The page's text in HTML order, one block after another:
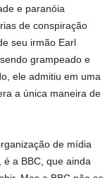
e paranóia
de conspiração
seu irmão Earl
grampeado e
ele admitiu em uma
a única maneira de
de mídia
a BBC, que ainda